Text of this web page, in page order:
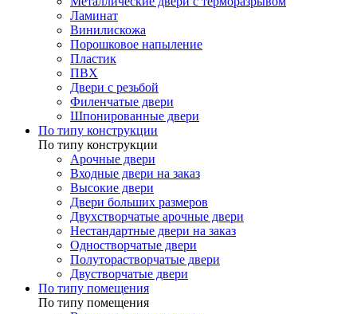
Ламинат
Винилискожа
Порошковое напыление
Пластик
ПВХ
Двери с резьбой
Филенчатые двери
Шпонированные двери
По типу конструкции
По типу конструкции
Арочные двери
Входные двери на заказ
Высокие двери
Двери больших размеров
Двухстворчатые арочные двери
Нестандартные двери на заказ
Одностворчатые двери
Полуторастворчатые двери
Двустворчатые двери
По типу помещения
По типу помещения